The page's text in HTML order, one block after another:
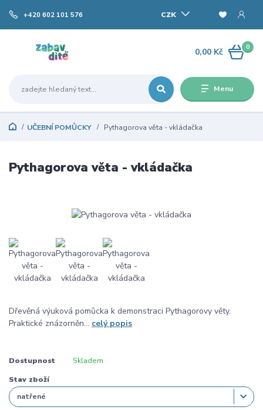
Menu
CZK
+420 602 101 576
0
0,00 Kč
UČEBNÍ POMŮCKY Pythagorova věta - vkládačka
Pythagorova věta - vkládačka
Dřevěná výuková pomůcka k demonstraci Pythagorovy věty.
Praktické znázorněn... celý popis
Dostupnost Skladem
Stav zboží